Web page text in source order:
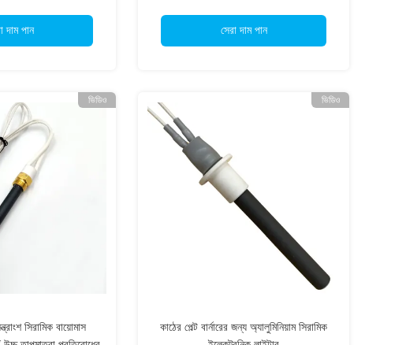
দাম পান সেরা দাম পান
ভিডিও
সিরামিক বায়োমাস
ভিডিও
কাঠের পেল্ট বার্নারের জন্য অ্যালুমিনিয়াম সিরামিক